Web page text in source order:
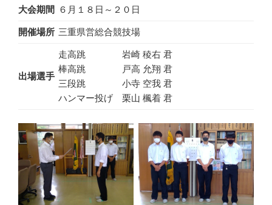
大会期間 ６月１８日～２０日
開催場所 三重県営総合競技場
出場選手
走高跳 岩崎 稜右 君
棒高跳 戸高 允翔 君
三段跳 小寺 空我 君
ハンマー投げ 栗山 楓着 君